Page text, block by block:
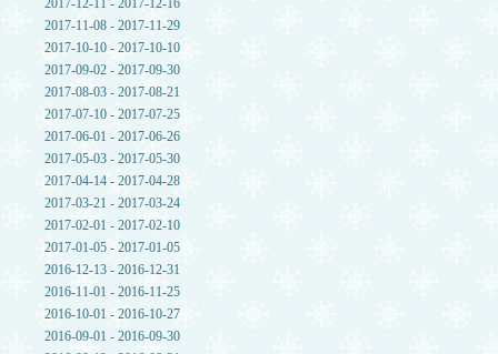
2017-12-11 - 2017-12-16
2017-11-08 - 2017-11-29
2017-10-10 - 2017-10-10
2017-09-02 - 2017-09-30
2017-08-03 - 2017-08-21
2017-07-10 - 2017-07-25
2017-06-01 - 2017-06-26
2017-05-03 - 2017-05-30
2017-04-14 - 2017-04-28
2017-03-21 - 2017-03-24
2017-02-01 - 2017-02-10
2017-01-05 - 2017-01-05
2016-12-13 - 2016-12-31
2016-11-01 - 2016-11-25
2016-10-01 - 2016-10-27
2016-09-01 - 2016-09-30